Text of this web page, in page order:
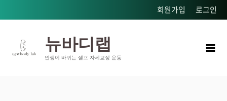
건너뛰기
회원가입 로그인
뉴바디랩
인생이 바뀌는 셀프 자세교정 운동